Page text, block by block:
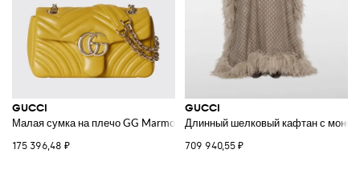
GUCCI
Малая сумка на плечо GG Marmont
175 396,48 ₽
GUCCI
Длинный шелковый кафтан с
709 940,55 ₽